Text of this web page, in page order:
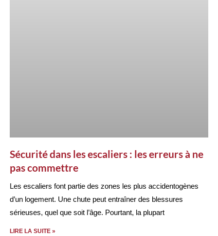
Sécurité dans les escaliers : les erreurs à ne
pas commettre
Les escaliers font partie des zones les plus accidentogènes
d’un logement. Une chute peut entraîner des blessures
sérieuses, quel que soit l’âge. Pourtant, la plupart
LIRE LA SUITE »